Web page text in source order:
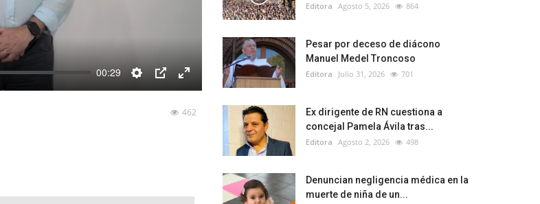
00:29
fullscreen
462
Editora Agosto 5, 2026 864
Pesar por deceso de diácono
Manuel Medel Troncoso
Editora Julio 31, 2026 701
Ex dirigente de RN cuestiona a
concejal Pamela Ávila tras...
Editora Agosto 2, 2026 498
Denuncian negligencia médica en la
muerte de niña de un...